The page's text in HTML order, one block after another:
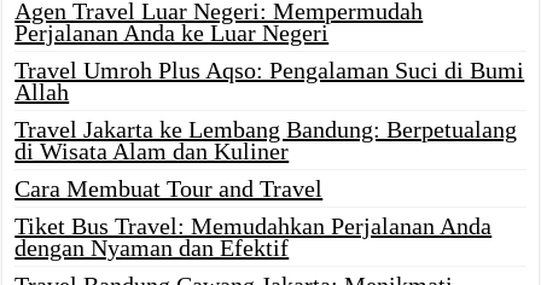
Agen Travel Luar Negeri: Mempermudah
Perjalanan Anda ke Luar Negeri
Travel Umroh Plus Aqso: Pengalaman Suci di Bumi
Allah
Travel Jakarta ke Lembang Bandung: Berpetualang
di Wisata Alam dan Kuliner
Cara Membuat Tour and Travel
Tiket Bus Travel: Memudahkan Perjalanan Anda
dengan Nyaman dan Efektif